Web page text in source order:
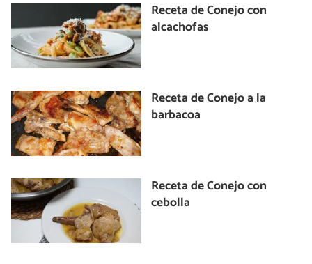
Receta de Conejo con
alcachofas
Receta de Conejo a la
barbacoa
Receta de Conejo con
cebolla